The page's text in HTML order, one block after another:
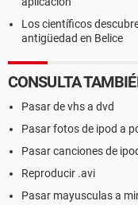
Los científicos
antigüedad en Belice
CONSULTA
Pasar de vhs a dvd
Pasar fotos de ipod a
Pasar canciones de
Reproducir .avi
Pasar mayusculas a